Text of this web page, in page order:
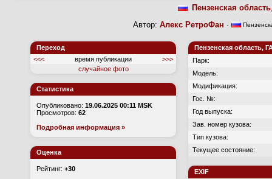
Пензенская область
Автор: Алекс РетроФан ·
Переход
<<<
время публикации
>>>
случайное фото
Статистика
Опубликовано: 19.06.2025 00:11 MSK
Просмотров: 62
Подробная информация »
Оценка
Рейтинг: +30
Пензенская область,
Парк:
Модель:
Модификация:
Гос. №:
Год выпуска:
Зав. номер кузова:
Тип кузова:
Текущее состояние:
EXIF